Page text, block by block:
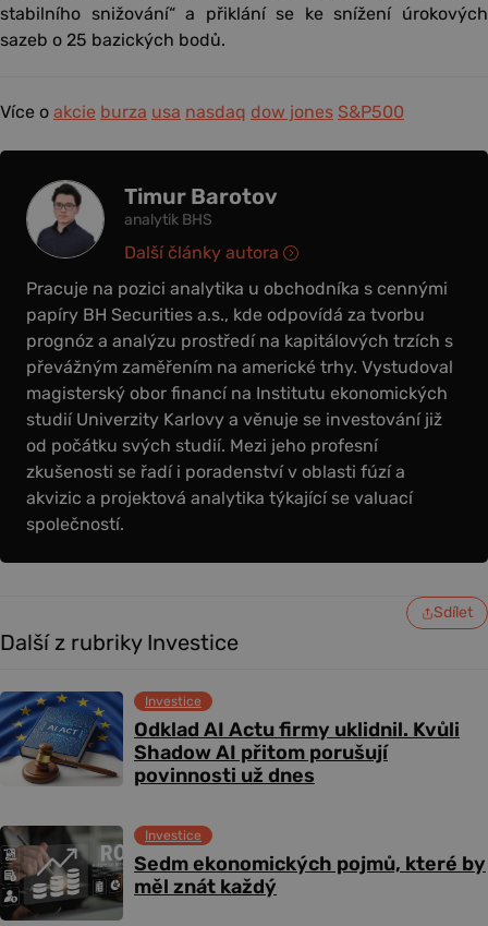
stabilního snižování“ a přiklání se ke snížení úrokových
sazeb o 25 bazických bodů.
Více o akcie burza usa nasdaq dow jones S&P500
Timur Barotov
analytik BHS
Pracuje na pozici analytika u obchodníka s cennými
papíry BH Securities a.s., kde odpovídá za tvorbu
prognóz a analýzu prostředí na kapitálových trzích s
převážným zaměřením na americké trhy. Vystudoval
magisterský obor financí na Institutu ekonomických
studií Univerzity Karlovy a věnuje se investování již
od počátku svých studií. Mezi jeho profesní
zkušenosti se řadí i poradenství v oblasti fúzí a
akvizic a projektová analytika týkající se valuací
společností.
Další články autora
Sdílet
Další z rubriky Investice
Odklad AI Actu firmy uklidnil. Kvůli
Shadow AI přitom porušují
povinnosti už dnes
Investice
Sedm ekonomických pojmů, které by
měl znát každý
Investice